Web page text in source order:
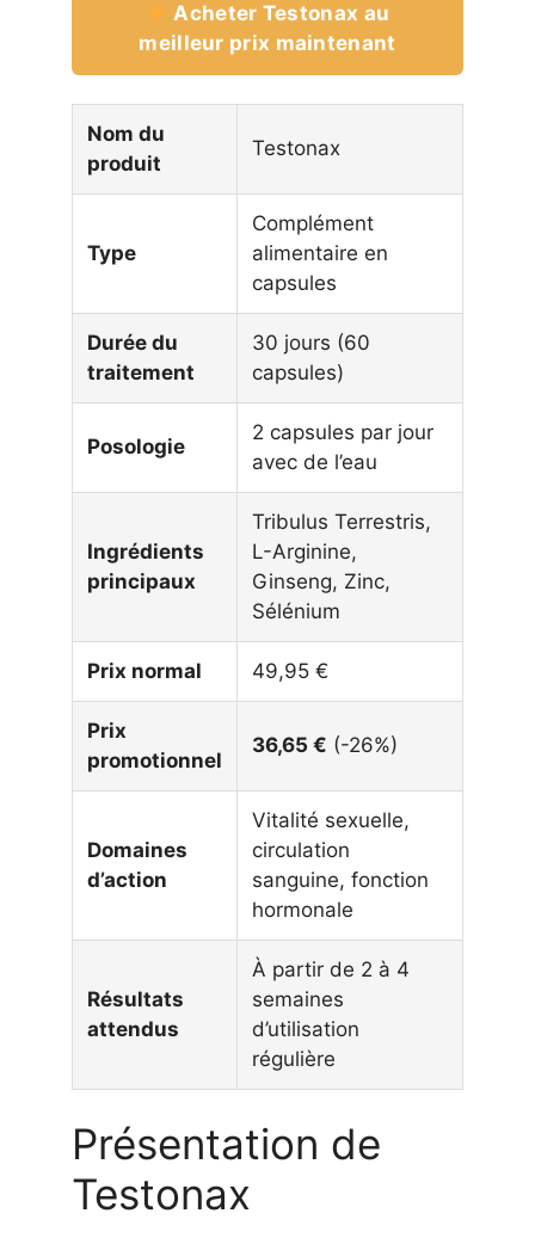
Acheter Testonax au
meilleur prix maintenant
Nom du
produit
Testonax
Type
Complément
alimentaire en
capsules
Durée du
traitement
30 jours (60
capsules)
Posologie
2 capsules par jour
avec de l’eau
Ingrédients
principaux
Tribulus Terrestris,
L-Arginine,
Ginseng, Zinc,
Sélénium
Prix normal 49,95 €
Prix
promotionnel
36,65 € (-26%)
Domaines
d’action
Vitalité sexuelle,
circulation
sanguine, fonction
hormonale
Résultats
attendus
À partir de 2 à 4
semaines
d’utilisation
régulière
Présentation de
Testonax